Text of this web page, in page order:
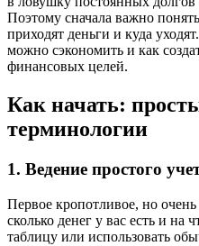
Поэтому сначала важно
приходят деньги и куда
можно сэкономить и как
финансовых целей.
Как начать:
терминологии
1. Ведение простого
Первое кропотливое, но
сколько денег у вас есть и на
таблицу или использовать